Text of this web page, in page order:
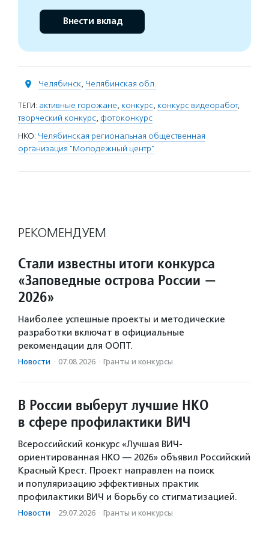
Внести вклад
Челябинск, Челябинская обл.
ТЕГИ: активные горожане, конкурс, конкурс видеоработ,
творческий конкурс, фотоконкурс
НКО: Челябинская региональная общественная
организация "Молодежный центр"
РЕКОМЕНДУЕМ
Стали известны итоги конкурса
«Заповедные острова России —
2026»
Наиболее успешные проекты и методические
разработки включат в официальные
рекомендации для ООПТ.
Новости · 07.08.2026 · Гранты и конкурсы
В России выберут лучшие НКО
в сфере профилактики ВИЧ
Всероссийский конкурс «Лучшая ВИЧ-
ориентированная НКО — 2026» объявил Российский
Красный Крест. Проект направлен на поиск
и популяризацию эффективных практик
профилактики ВИЧ и борьбу со стигматизацией.
Новости · 29.07.2026 · Гранты и конкурсы